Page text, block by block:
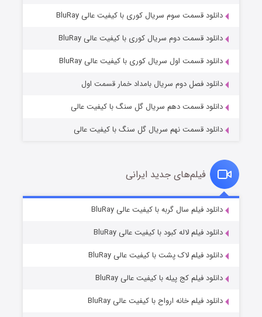
وستی ها
قسمت۱ (زیرنویس) منتشر شد
قسمت۶ (زیرنویس) منتشر شد
دانلود قسمت سوم سریال کوری با کیفیت عالی BluRay
دانلود قسمت دوم سریال کوری با کیفیت عالی BluRay
دانلود قسمت اول سریال کوری با کیفیت عالی BluRay
دانلود فصل دوم سریال بامداد خمار قسمت اول
دانلود قسمت دهم سریال گل سنگ با کیفیت عالی
دانلود قسمت نهم سریال گل سنگ با کیفیت عالی
فیلم‌های جدید ایرانی
دانلود فیلم سال گربه با کیفیت عالی BluRay
دانلود فیلم لاله کبود با کیفیت عالی BluRay
دانلود فیلم لاک پشت با کیفیت عالی BluRay
دانلود فیلم کج‌ پیله با کیفیت عالی BluRay
دانلود فیلم خانه ارواح با کیفیت عالی BluRay